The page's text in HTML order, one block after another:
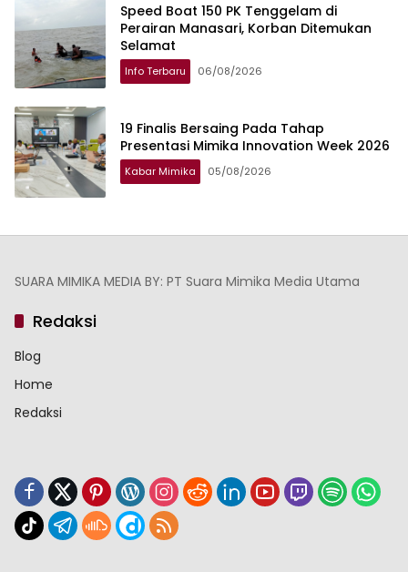
Speed Boat 150 PK Tenggelam di
Perairan Manasari, Korban Ditemukan
Selamat
Info Terbaru 06/08/2026
19 Finalis Bersaing Pada Tahap
Presentasi Mimika Innovation Week 2026
Kabar Mimika 05/08/2026
SUARA MIMIKA MEDIA BY: PT Suara Mimika Media Utama
Redaksi
Blog
Home
Redaksi